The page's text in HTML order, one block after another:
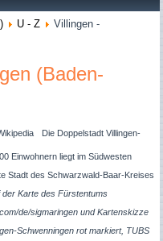
U - Z
Villingen -
(Baden-
Die Doppelstadt Villingen-
Einwohnern liegt im Südwesten
Stadt des Schwarzwald-Baar-Kreises
der Karte des Fürstentums
de/sigmaringen und Kartenskizze
Schwenningen rot markiert, TUBS